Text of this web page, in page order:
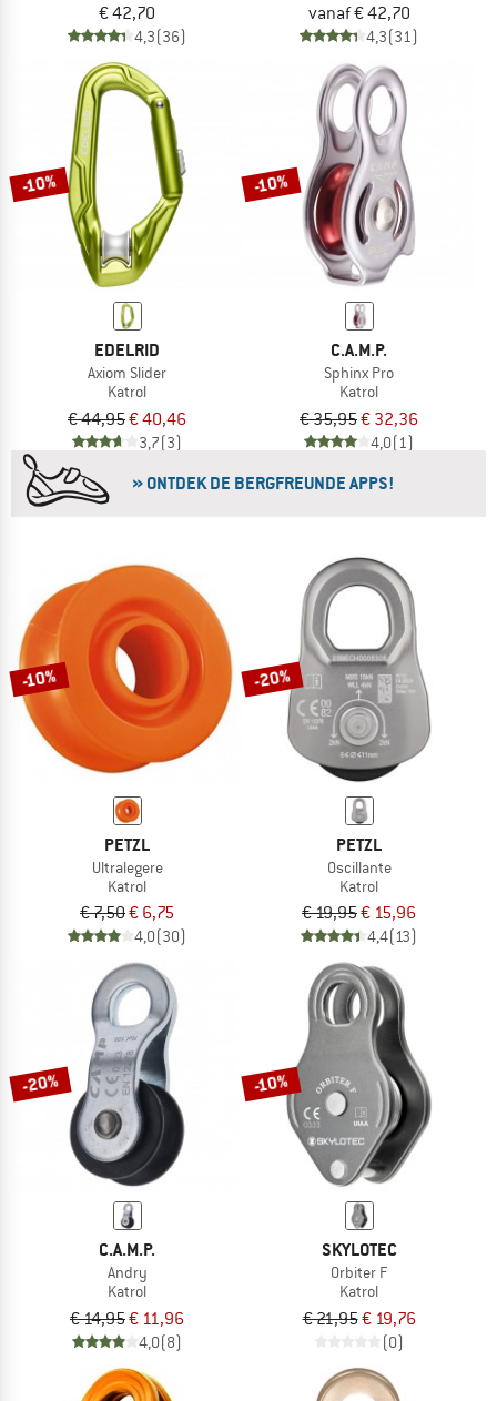
€ 42,70
4,3(36)
vanaf € 42,70
4,3(31)
-10%
EDELRID
Axiom Slider
Katrol
€ 44,95€ 40,46
3,7(3)
-10%
C.A.M.P.
Sphinx Pro
Katrol
€ 35,95€ 32,36
4,0(1)
» ONTDEK DE BERGFREUNDE APPS!
-10%
PETZL
Ultralegere
Katrol
€ 7,50€ 6,75
4,0(30)
-20%
PETZL
Oscillante
Katrol
€ 19,95€ 15,96
4,4(13)
-20%
C.A.M.P.
Andry
Katrol
€ 14,95€ 11,96
4,0(8)
-10%
SKYLOTEC
Orbiter F
Katrol
€ 21,95€ 19,76
(0)